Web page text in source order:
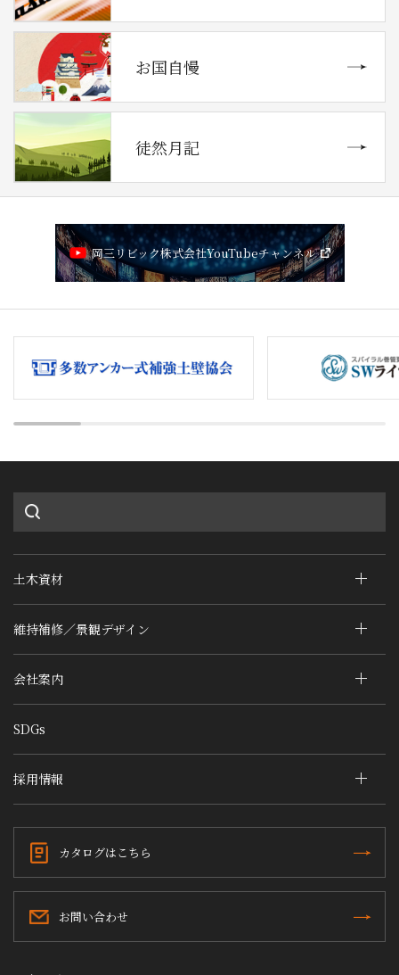
お国自慢
徒然月記
岡三リビック株式会社YouTubeチャンネル
土木資材
維持補修／景観デザイン
会社案内
SDGs
採用情報
カタログはこちら
お問い合わせ